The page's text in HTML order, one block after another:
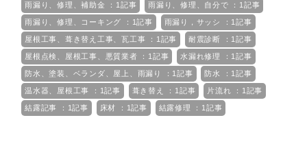
雨漏り、修理、補助金 ：1記事 雨漏り、修理、自分で ：1記事
雨漏り、修理、コーキング ：1記事 雨漏り，サッシ ：1記事
屋根工事、葺き替え工事、瓦工事 ：1記事 耐震診断 ：1記事
屋根点検、屋根工事、悪質業者 ：1記事 水漏れ修理 ：1記事
防水、塗装、ベランダ、屋上、雨漏り ：1記事 防水 ：1記事
温水器、屋根工事 ：1記事 葺き替え ：1記事 片流れ ：1記事
結露記事 ：1記事 床材 ：1記事 結露修理 ：1記事